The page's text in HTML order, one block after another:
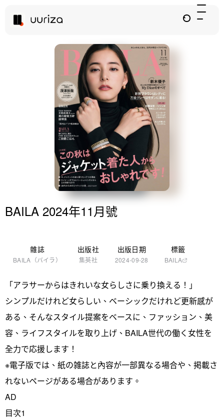
BAILA 2024年11月號
雜誌
BAILA（バイラ）
出版社
集英社
出版日期
2024-09-28
標籤
BAILA
「アラサーからはきれいな女らしさに乗り換える！」
シンプルだけれど女らしい、ベーシックだけれど更新感が
ある、そんなスタイル提案をベースに、ファッション、美
容、ライフスタイルを取り上げ、BAILA世代の働く女性を
全力で応援します！
※電子版では、紙の雑誌と內容が一部異なる場合や、掲載さ
れないページがある場合があります。
AD
目次1